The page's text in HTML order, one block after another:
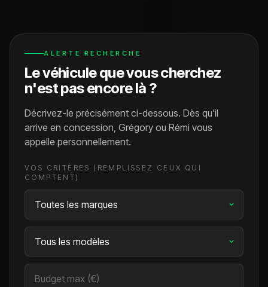
ALERTE RECHERCHE
Le véhicule que vous cherchez
n'est pas encore là ?
Décrivez-le précisément ci-dessous. Dès qu'il
arrive en concession, Grégory ou Rémi vous
appelle personnellement.
VOS CRITÈRES (REMPLISSEZ CEUX QUI
COMPTENT)